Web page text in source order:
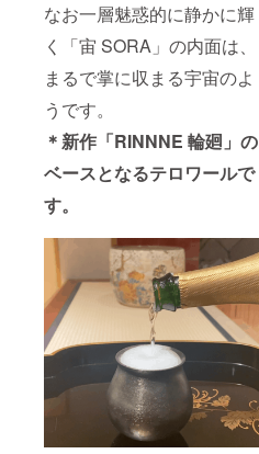
なお一層魅惑的に静かに輝
く「宙 SORA」の内面は、
まるで掌に収まる宇宙のよ
うです。
＊新作「RINNNE 輪廻」の
ベースとなるテロワールで
す。